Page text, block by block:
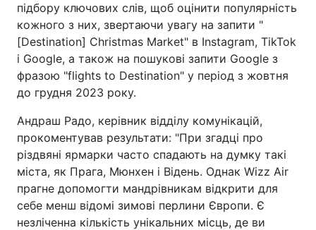
підбору ключових слів, щоб оцінити популярність
кожного з них, звертаючи увагу на запити "
[Destination] Christmas Market" в Instagram, TikTok
і Google, а також на пошукові запити Google з
фразою "flights to Destination" у період з жовтня
до грудня 2023 року.
Андраш Радо, керівник відділу комунікацій,
прокоментував результати: "При згадці про
різдвяні ярмарки часто спадають на думку такі
міста, як Прага, Мюнхен і Відень. Однак Wizz Air
прагне допомогти мандрівникам відкрити для
себе менш відомі зимові перлини Європи. Є
незліченна кількість унікальних місць, де ви